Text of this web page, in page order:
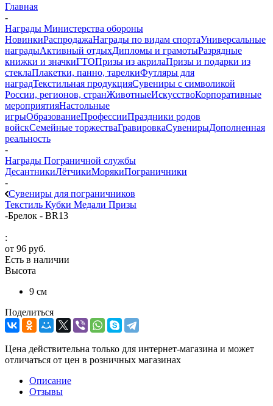
Главная
-
Награды Министерства обороны
НовинкиРаспродажаНаграды по видам спортаУниверсальные
наградыАктивный отдыхДипломы и грамотыРазрядные
книжки и значкиГТОПризы из акрилаПризы и подарки из
стеклаПлакетки, панно, тарелкиФутляры для
наградТекстильная продукцияСувениры с символикой
России, регионов, странЖивотныеИскусствоКорпоративные
мероприятияНастольные
игрыОбразованиеПрофессииПраздники родов
войскСемейные торжестваГравировкаСувенирыДополненная
реальность
-
Награды Пограничной службы
ДесантникиЛётчикиМорякиПограничники
-
Сувениры для пограничников
Текстиль Кубки Медали Призы
-Брелок - BR13
:
от 96 руб.
Есть в наличии
Высота
9 см
Поделиться
Цена действительна только для интернет-магазина и может
отличаться от цен в розничных магазинах
Описание
Отзывы